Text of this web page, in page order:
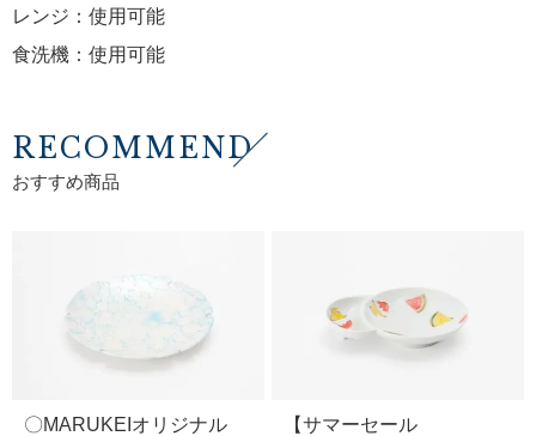
レンジ：使用可能
食洗機：使用可能
RECOMMEND
おすすめ商品
〇MARUKEIオリジナル
【サマーセール